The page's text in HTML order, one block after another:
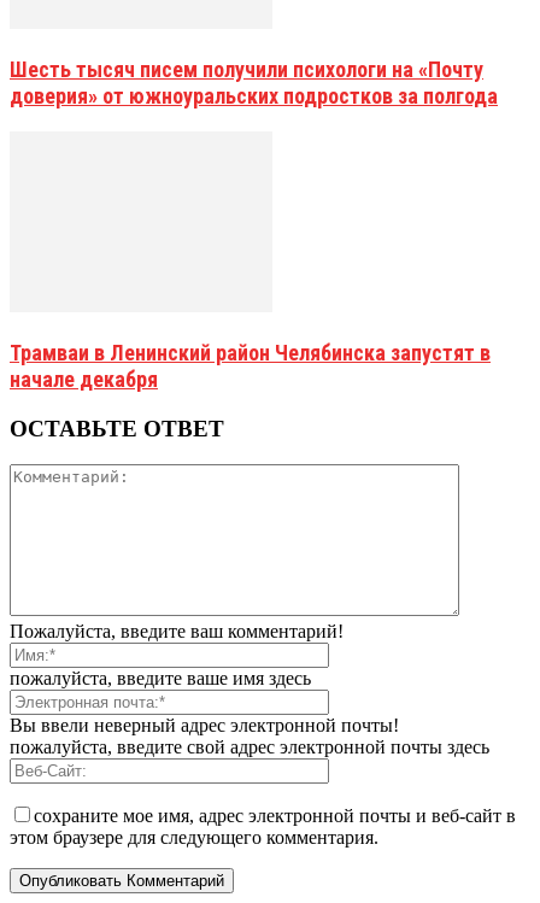
Шесть тысяч писем получили психологи на «Почту
доверия» от южноуральских подростков за полгода
Трамваи в Ленинский район Челябинска запустят в
начале декабря
ОСТАВЬТЕ ОТВЕТ
Пожалуйста, введите ваш комментарий!
пожалуйста, введите ваше имя здесь
Вы ввели неверный адрес электронной почты!
пожалуйста, введите свой адрес электронной почты здесь
сохраните мое имя, адрес электронной почты и веб-сайт в
этом браузере для следующего комментария.